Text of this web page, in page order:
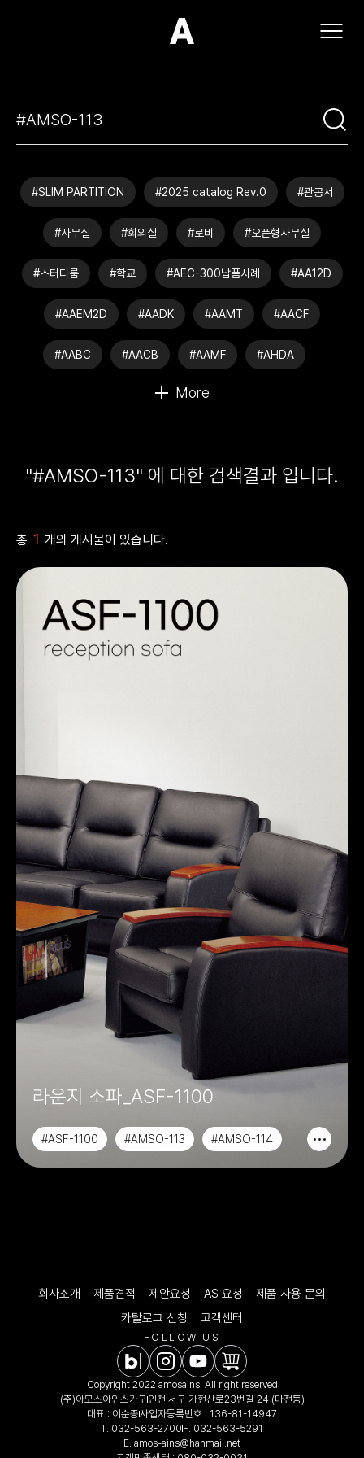
(주)아모스아인스가구
#SLIM PARTITION #2025 catalog Rev.0 #관공서
#사무실 #회의실 #로비 #오픈형사무실
#스터디룸 #학교 #AEC-300납품사례 #AA12D
#AAEM2D #AADK #AAMT #AACF
#AABC #AACB #AAMF #AHDA
"#AMSO-113" 에 대한 검색결과 입니다.
총 1 개의 게시물이 있습니다.
라운지 소파_ASF-1100
#ASF-1100 #AMSO-113
#AMSO-114
회사소개 제품견적 제안요청 AS 요청
제품 사용 문의
카탈로그 신청
고객센터
FOLLOW US
Copyright 2022 amosains. All right reserved
(주)아모스아인스가구인천 서구 가현산로23번길 24 (마전동)
대표 : 이순종사업자등록번호 : 136-81-14947
T. 032-563-2700 F. 032-563-5291
E. amos-ains@hanmail.net